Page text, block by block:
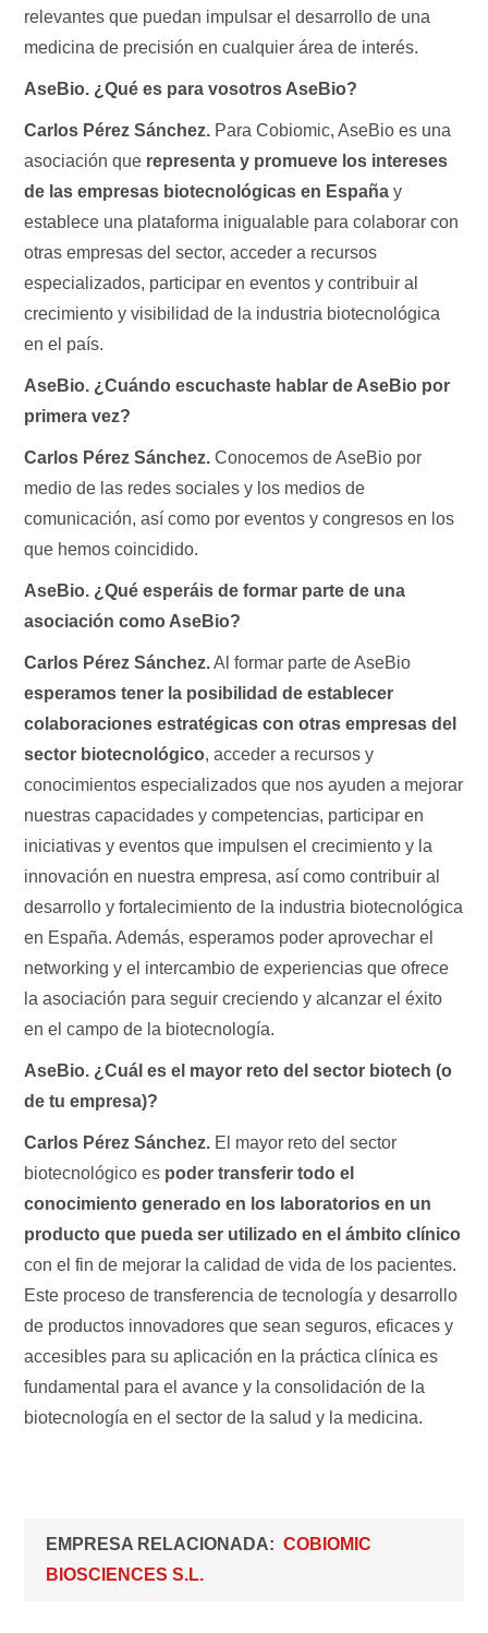
relevantes que puedan impulsar el desarrollo de una
medicina de precisión en cualquier área de interés.
AseBio. ¿Qué es para vosotros AseBio?
Carlos Pérez Sánchez. Para Cobiomic, AseBio es una
asociación que representa y promueve los intereses
de las empresas biotecnológicas en España y
establece una plataforma inigualable para colaborar con
otras empresas del sector, acceder a recursos
especializados, participar en eventos y contribuir al
crecimiento y visibilidad de la industria biotecnológica
en el país.
AseBio. ¿Cuándo escuchaste hablar de AseBio por
primera vez?
Carlos Pérez Sánchez. Conocemos de AseBio por
medio de las redes sociales y los medios de
comunicación, así como por eventos y congresos en los
que hemos coincidido.
AseBio. ¿Qué esperáis de formar parte de una
asociación como AseBio?
Carlos Pérez Sánchez.Al formar parte de AseBio
esperamos tener la posibilidad de establecer
colaboraciones estratégicas con otras empresas del
sector biotecnológico, acceder a recursos y
conocimientos especializados que nos ayuden a mejorar
nuestras capacidades y competencias, participar en
iniciativas y eventos que impulsen el crecimiento y la
innovación en nuestra empresa, así como contribuir al
desarrollo y fortalecimiento de la industria biotecnológica
en España. Además, esperamos poder aprovechar el
networking y el intercambio de experiencias que ofrece
la asociación para seguir creciendo y alcanzar el éxito
en el campo de la biotecnología.
AseBio. ¿Cuál es el mayor reto del sector biotech (o
de tu empresa)?
Carlos Pérez Sánchez. El mayor reto del sector
biotecnológico es poder transferir todo el
conocimiento generado en los laboratorios en un
producto que pueda ser utilizado en el ámbito clínico
con el fin de mejorar la calidad de vida de los pacientes.
Este proceso de transferencia de tecnología y desarrollo
de productos innovadores que sean seguros, eficaces y
accesibles para su aplicación en la práctica clínica es
fundamental para el avance y la consolidación de la
biotecnología en el sector de la salud y la medicina.
EMPRESA RELACIONADA
COBIOMIC
BIOSCIENCES S.L.